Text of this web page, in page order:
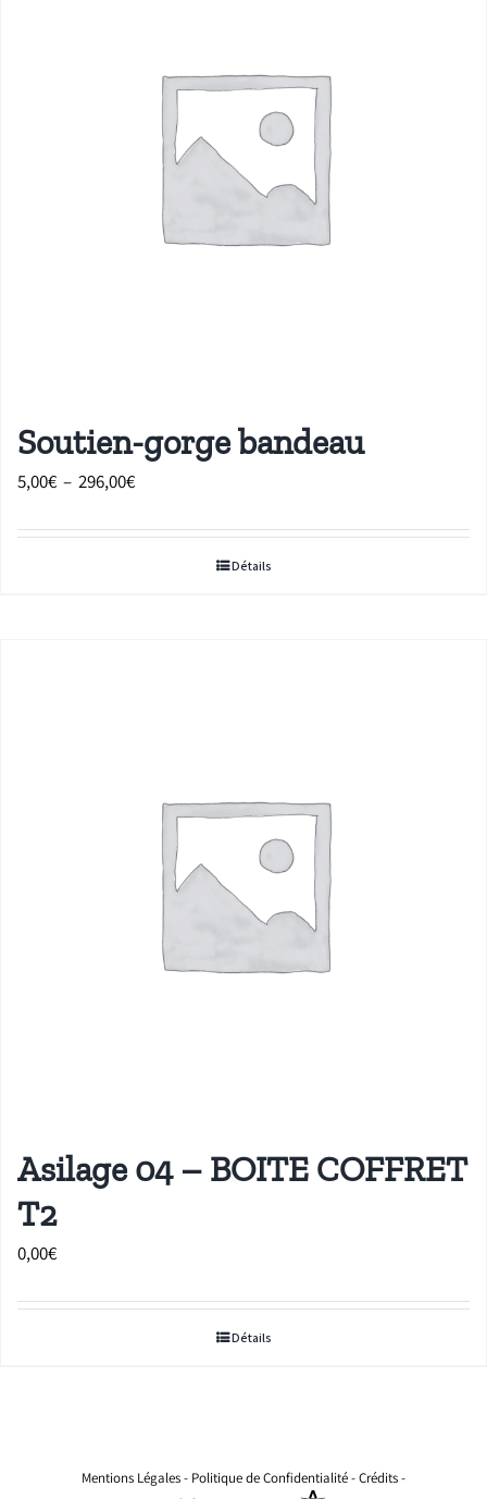
Soutien-gorge bandeau
5,00€ – 296,00€Plage
prix :
Détails
Asilage 04 – BOITE COFFRET
T2
0,00€
Détails
Mentions Légales- Politique de Confidentialité-Crédits-